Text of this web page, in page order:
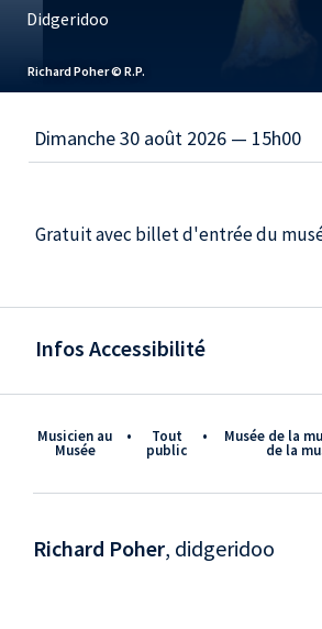
Richard Poher © R.P.
Didgeridoo
Musicien au
Musée
• tout
public
• Musée de la
de la
Richard Poher, didgeridoo
Gratuit avec billet d'entrée du
Infos Accessibilité